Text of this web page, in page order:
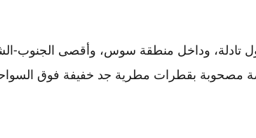
تادلة، وداخل منطقة سوس، وأقصى الجنوب-
مصحوبة بقطرات مطرية جد خفيفة فوق